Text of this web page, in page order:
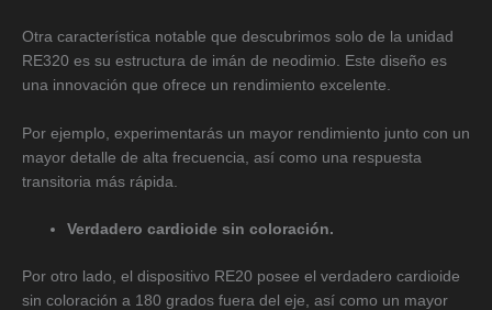
Otra característica notable que descubrimos solo de la unidad
RE320 es su estructura de imán de neodimio. Este diseño es
una innovación que ofrece un rendimiento excelente.
Por ejemplo, experimentarás un mayor rendimiento junto con un
mayor detalle de alta frecuencia, así como una respuesta
transitoria más rápida.
Verdadero cardioide sin coloración.
Por otro lado, el dispositivo RE20 posee el verdadero cardioide
sin coloración a 180 grados fuera del eje, así como un mayor